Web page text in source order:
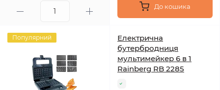
До кошика
Популярний
Електрична
бутербродниця
мультимейкер 6 в 1
Rainberg RB 2285